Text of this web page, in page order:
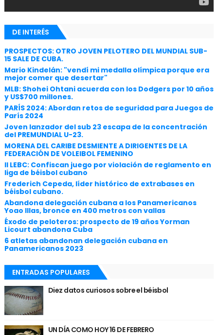
DE INTERÉS
PROSPECTOS: OTRO JOVEN PELOTERO DEL MUNDIAL SUB-
15 SALE DE CUBA.
Mario Kindelán: "vendí mi medalla olímpica porque era
mejor comer que desertar"
MLB: Shohei Ohtani acuerda con los Dodgers por 10 años
y US$700 millones.
PARÍS 2024: Abordan retos de seguridad para Juegos de
París 2024
Joven lanzador del sub 23 escapa de la concentración
del PREMUNDIAL U-23.
MORENA DEL CARIBE DESMIENTE A DIRIGENTES DE LA
FEDERACIÓN DE VOLEIBOL FEMENINO
II LEBC: Confiscan juego por violación de reglamento en
liga de béisbol cubano
Frederich Cepeda, líder histórico de extrabases en
béisbol cubano.
Abandona delegación cubana a los Panamericanos
Yoao Illas, bronce en 400 metros con vallas
Éxodo de peloteros: prospecto de 19 años Yorman
Licourt abandona Cuba
6 atletas abandonan delegación cubana en
Panamericanos 2023
ENTRADAS POPULARES
Diez datos curiosos sobre el béisbol
UN DÍA COMO HOY 16 DE FEBRERO